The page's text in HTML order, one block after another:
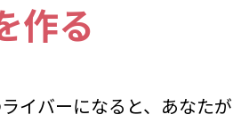
作る
イバーになると、あなた